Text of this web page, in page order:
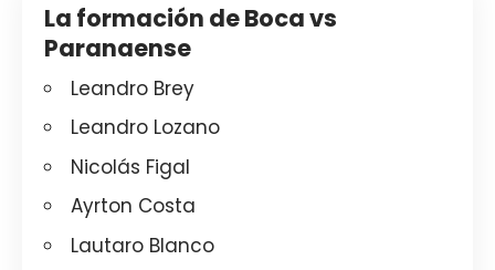
La formación de Boca vs
Paranaense
Leandro Brey
Leandro Lozano
Nicolás Figal
Ayrton Costa
Lautaro Blanco